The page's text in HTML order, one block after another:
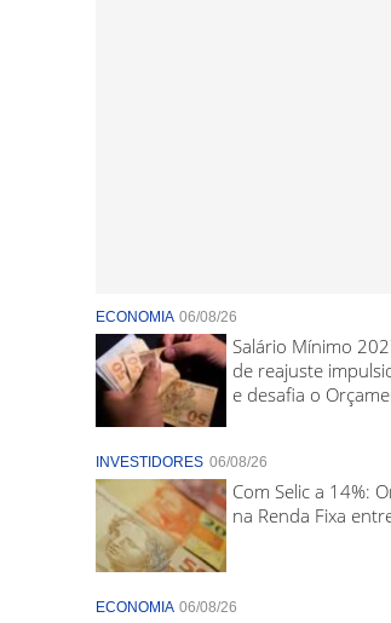
ECONOMIA 06/08/26
Salário Mínimo
de reajuste
e desafia o
INVESTIDORES 06/08/26
Com Selic a 14%:
na Renda Fixa
ECONOMIA 06/08/26